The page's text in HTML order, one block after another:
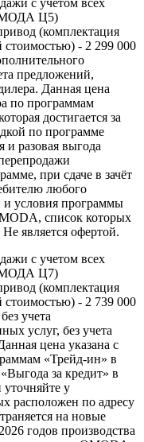
Ц5)
(комплектация
- 2 299 000
предложений,
Данная цена
по программам
достигается за
по программе
и разовая выгода
при сдаче в зачёт
любого
и условия программы
список которых
является офертой.
с учетом всех
Ц7)
(комплектация
- 2 739 000
учета
услуг, без учета
цена указана с
«Трейд-ин» в
за кредит» в
у
расположен по адресу
на новые
годов производства